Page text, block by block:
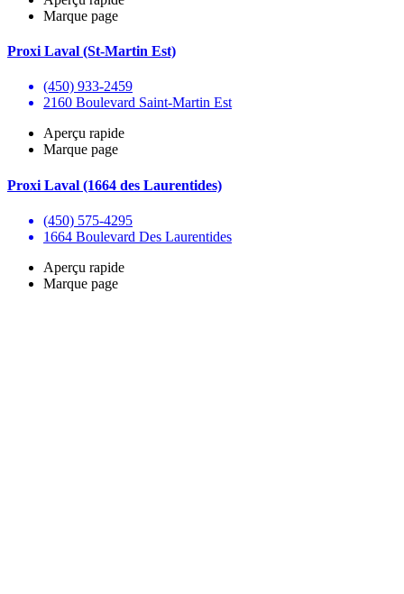
Marque page
Proxi Laval (St-Martin Est)
(450) 933-2459
2160 Boulevard Saint-Martin Est
Aperçu rapide
Marque page
Proxi Laval (1664 des Laurentides)
(450) 575-4295
1664 Boulevard Des Laurentides
Aperçu rapide
Marque page